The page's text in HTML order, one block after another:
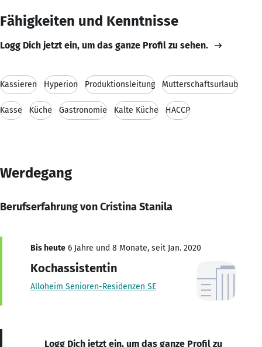
Fähigkeiten und Kenntnisse
Logg Dich jetzt ein, um das ganze Profil zu sehen.
Kassieren Hyperion Produktionsleitung Mutterschaftsurlaub
Kasse Küche Gastronomie Kalte Küche HACCP
Werdegang
Berufserfahrung von Cristina Stanila
Bis heute 6 Jahre und 8 Monate, seit Jan. 2020
Kochassistentin
Alloheim Senioren-Residenzen SE
Logg Dich jetzt ein, um das ganze Profil zu